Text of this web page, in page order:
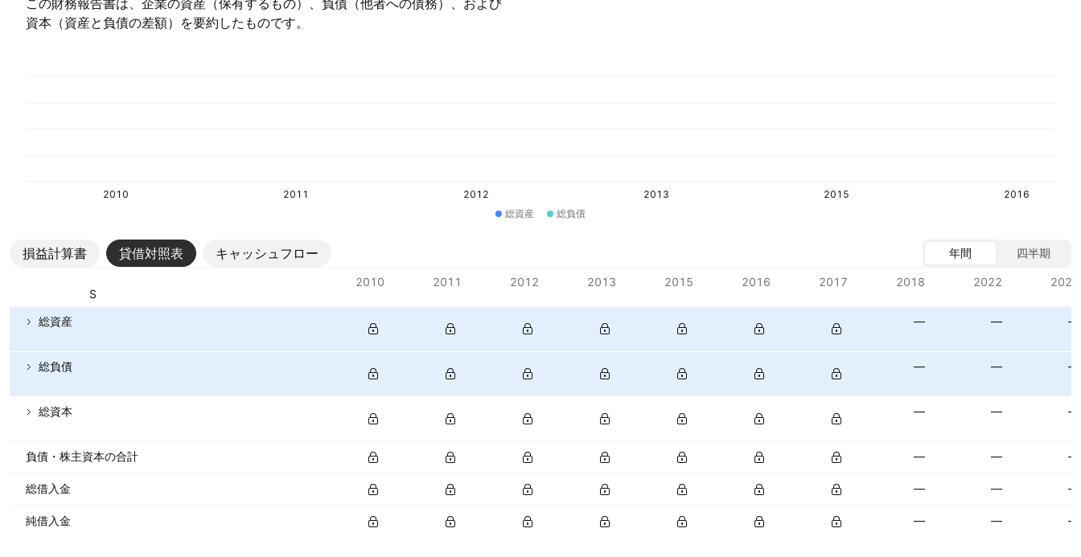
この財務報告書は、企業の資産（保有するもの）、負債（他者への債務）、および
資本（資産と負債の差額）を要約したものです。
2010 2011 2012 2013 2015
2016
総資産
総負債
損益計算書 貸借対照表 キャッシュフロー 年間
四半期
通貨: KES
2010 2011 2012 2013 2015 2016 2017 2018 2022 2023
総資産 — — —
総負債 — — —
総資本 — — —
負債・株主資本の合計 — — —
総借入金 — — —
純借入金 — — —